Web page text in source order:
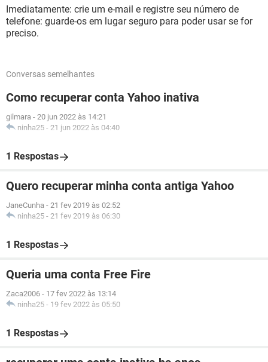
Imediatamente: crie um e-mail e registre seu número de
telefone: guarde-os em lugar seguro para poder usar se for
preciso.
Conversas semelhantes
Como recuperar conta Yahoo inativa
gilmara - 20 jun 2022 às 14:21
ninha25 - 21 jun 2022 às 04:40
1 Respostas
Quero recuperar minha conta antiga Yahoo
JaneCunha - 21 fev 2019 às 02:52
ninha25 - 21 fev 2019 às 06:30
1 Respostas
Queria uma conta Free Fire
Zaca2006 - 17 fev 2022 às 13:14
ninha25 - 19 fev 2022 às 05:50
1 Respostas